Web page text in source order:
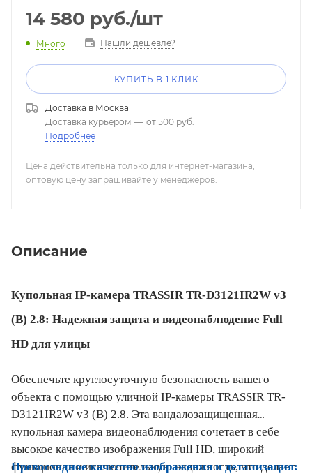
Гарантия — 5 лет
14 580 руб./шт
Много Нашли дешевле?
КУПИТЬ В 1 КЛИК
Доставка в Москва
Доставка курьером — от 500 руб.
Подробнее
Цена действительна только для интернет-магазина,
оптовую цену запрашивайте у менеджеров.
Описание
Купольная IP-камера TRASSIR TR-D3121IR2W v3
(B) 2.8: Надежная защита и видеонаблюдение Full
HD для улицы
Обеспечьте круглосуточную безопасность вашего
объекта с помощью уличной IP-камеры TRASSIR TR-
D3121IR2W v3 (B) 2.8. Эта вандалозащищенная
купольная камера видеонаблюдения сочетает в себе
высокое качество изображения Full HD, широкий
функционал и исключительную надежность, что делает
Превосходное качество изображения и детализация: